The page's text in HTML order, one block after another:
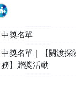
中獎名單
中獎名單｜【關渡探
務】贈獎活動